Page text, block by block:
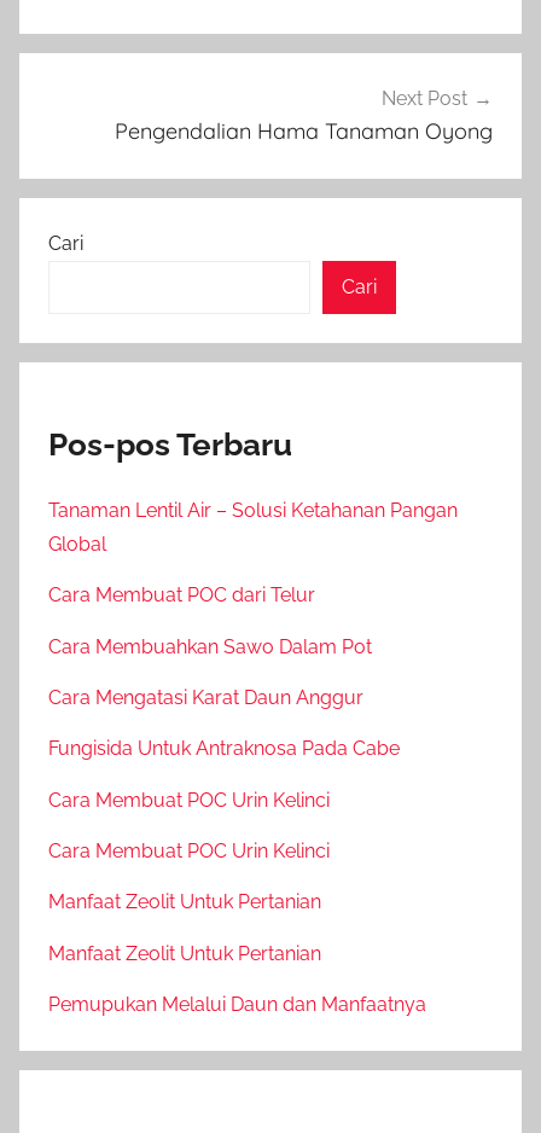
Next Post
Pengendalian Hama Tanaman Oyong
Cari
Cari
Pos-pos Terbaru
Tanaman Lentil Air – Solusi Ketahanan Pangan
Global
Cara Membuat POC dari Telur
Cara Membuahkan Sawo Dalam Pot
Cara Mengatasi Karat Daun Anggur
Fungisida Untuk Antraknosa Pada Cabe
Cara Membuat POC Urin Kelinci
Cara Membuat POC Urin Kelinci
Manfaat Zeolit Untuk Pertanian
Manfaat Zeolit Untuk Pertanian
Pemupukan Melalui Daun dan Manfaatnya